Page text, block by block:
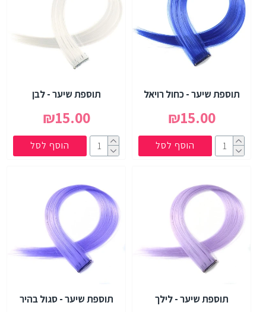
תוספת שיער - כחול רויאל
₪15.00
הוסף לסל
תוספת שיער - לבן
₪15.00
הוסף לסל
תוספת שיער - לילך תוספת שיער - סגול בהיר